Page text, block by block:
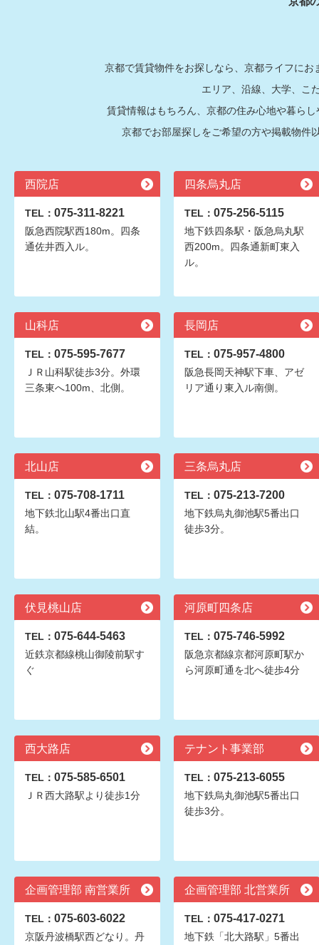
京都で賃貸物件をお探しなら、京都ライフに
エリア、沿線、大学、こ
賃貸情報はもちろん、京都の住み心地や暮ら
京都でお部屋探しをご希望の方や掲載物件
西院店
TEL： 075-311-8221
阪急西院駅西180m。四条
通佐井西入ル。
四条烏丸店
TEL： 075-256-5115
地下鉄四条駅・阪急烏丸駅
西200m。四条通新町東入
ル。
山科店
TEL： 075-595-7677
ＪＲ山科駅徒歩3分。外環
三条東へ100m、北側。
長岡店
TEL： 075-957-4800
阪急長岡天神駅下車、アゼ
リア通り東入ル南側。
北山店
TEL： 075-708-1711
地下鉄北山駅4番出口直
結。
三条烏丸店
TEL： 075-213-7200
地下鉄烏丸御池駅5番出口
徒歩3分。
伏見桃山店
TEL： 075-644-5463
近鉄京都線桃山御陵前駅す
ぐ
河原町四条店
TEL： 075-746-5992
阪急京都線京都河原町駅か
ら河原町通を北へ徒歩4分
西大路店
TEL： 075-585-6501
ＪＲ西大路駅より徒歩1分
テナント事業部
TEL： 075-213-6055
地下鉄烏丸御池駅5番出口
徒歩3分。
企画管理部 南営業所
TEL： 075-603-6022
京阪丹波橋駅西どなり。丹
企画管理部 北営業所
TEL： 075-417-0271
地下鉄「北大路駅」5番出